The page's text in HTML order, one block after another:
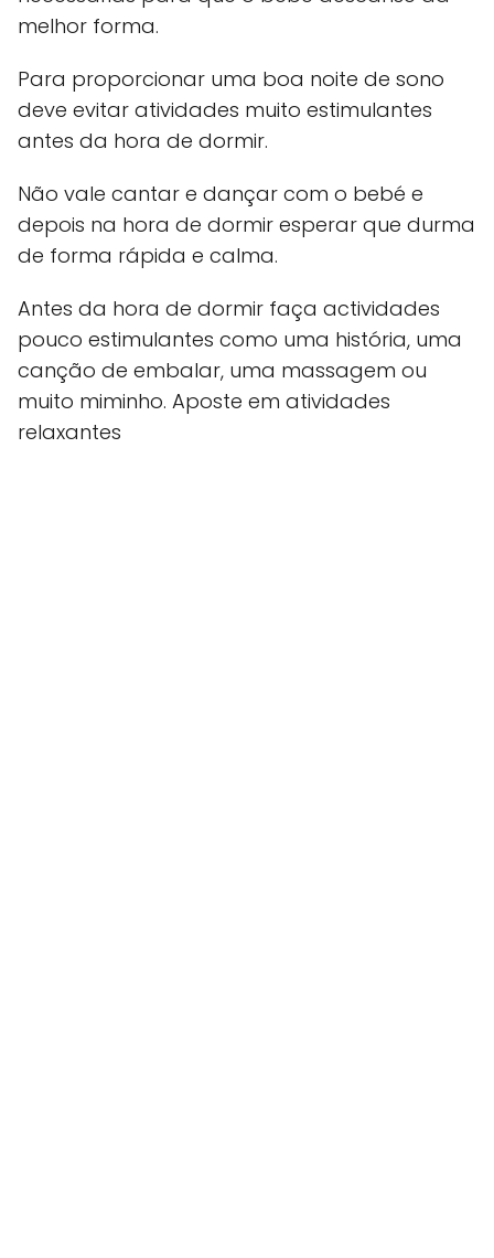
melhor forma.
Para proporcionar uma boa noite de sono
deve evitar atividades muito estimulantes
antes da hora de dormir.
Não vale cantar e dançar com o bebé e
depois na hora de dormir esperar que durma
de forma rápida e calma.
Antes da hora de dormir faça actividades
pouco estimulantes como uma história, uma
canção de embalar, uma massagem ou
muito miminho. Aposte em atividades
relaxantes